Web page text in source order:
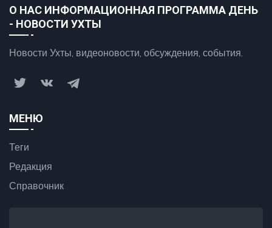
О НАС ИНФОРМАЦИОННАЯ ПРОГРАММА ДЕНЬ
- НОВОСТИ УХТЫ
Новости Ухты, видеоновости, обсуждения, события.
МЕНЮ
Теги
Редакция
Справочник